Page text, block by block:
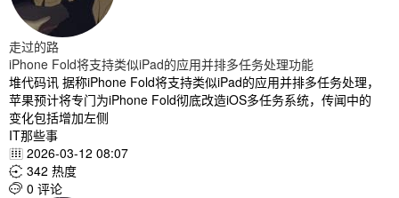
走过的路
iPhone Fold将支持类似iPad的应用并排多任务处理功能
堆代码讯 据称iPhone Fold将支持类似iPad的应用并排多任务处理，
苹果预计将专门为iPhone Fold彻底改造iOS多任务系统，传闻中的
变化包括增加左侧
IT那些事
 2026-03-12 08:07
 342 热度
 0 评论